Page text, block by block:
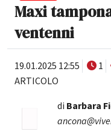
Maxi
ventenni
19.01.2025 12:55 1
ARTICOLO
di Barbara